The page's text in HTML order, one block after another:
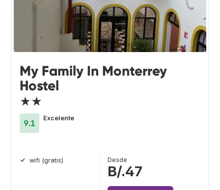
My Family In Monterrey
Hostel
★★
9.1
Excelente
wifi (gratis) Desde
B/.47